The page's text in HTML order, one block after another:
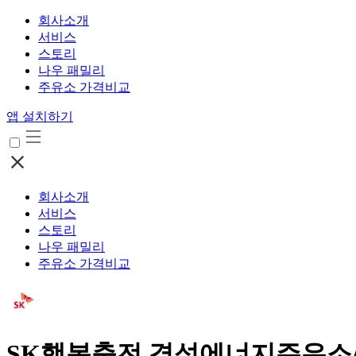
회사소개
서비스
스토리
나우 패밀리
주유소 가격비교
앱 설치하기
회사소개
서비스
스토리
나우 패밀리
주유소 가격비교